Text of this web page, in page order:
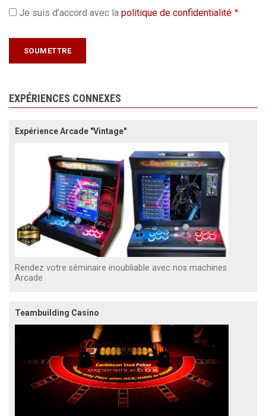
Je suis d’accord avec la politique de confidentialité
EXPÉRIENCES CONNEXES
Expérience Arcade "Vintage"
Rendez votre séminaire inoubliable avec nos machines
Arcade
Teambuilding Casino